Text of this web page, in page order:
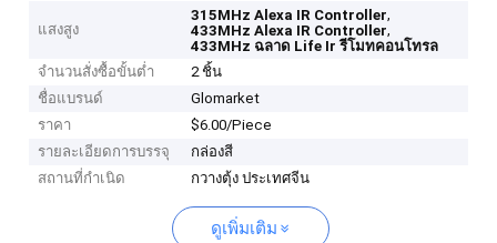
แสงสูง
315MHz Alexa IR Controller,
433MHz Alexa IR Controller,
433MHz ฉลาด Life Ir รีโมทคอนโทรล
จำนวนสั่งซื้อขั้นต่ำ
2 ชิ้น
ชื่อแบรนด์
Glomarket
ราคา
$6.00/Piece
รายละเอียดการบรรจุ
กล่องสี
สถานที่กำเนิด
กวางตุ้ง ประเทศจีน
ดูเพิ่มเติม